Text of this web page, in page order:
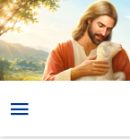
Sokan vannak az